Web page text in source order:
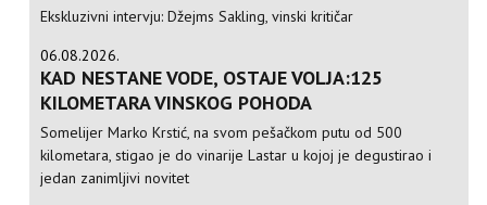
Ekskluzivni intervju: Džejms Sakling, vinski kritičar
06.08.2026.
KAD NESTANE VODE, OSTAJE VOLJA:125
KILOMETARA VINSKOG POHODA
Somelijer Marko Krstić, na svom pešačkom putu od 500
kilometara, stigao je do vinarije Lastar u kojoj je degustirao i
jedan zanimljivi novitet